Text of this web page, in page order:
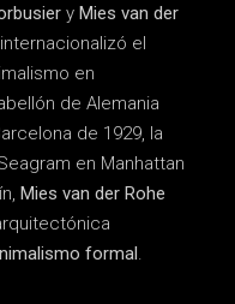
yMies van der
el
en
de Alemania
de 1929, la
en Manhattan
Mies van der Rohe
formal.